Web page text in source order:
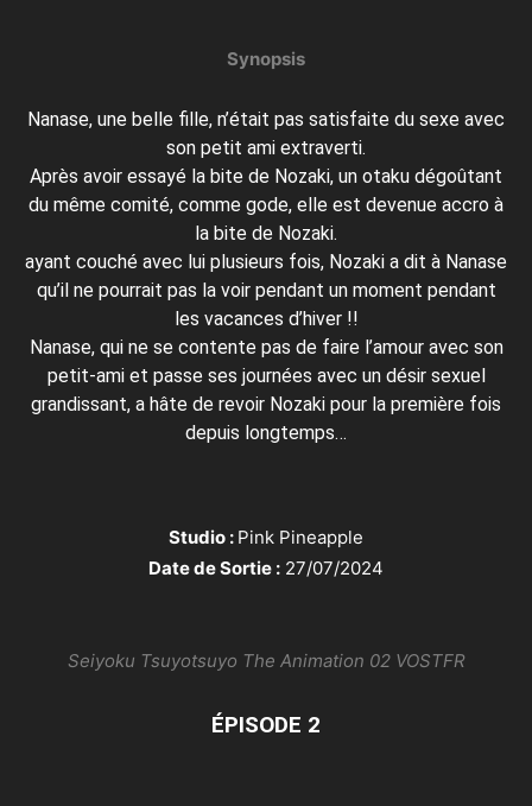
Synopsis
Nanase, une belle fille, n’était pas satisfaite du sexe avec
son petit ami extraverti.
Après avoir essayé la bite de Nozaki, un otaku dégoûtant
du même comité, comme gode, elle est devenue accro à
la bite de Nozaki.
ayant couché avec lui plusieurs fois, Nozaki a dit à Nanase
qu’il ne pourrait pas la voir pendant un moment pendant
les vacances d’hiver !!
Nanase, qui ne se contente pas de faire l’amour avec son
petit-ami et passe ses journées avec un désir sexuel
grandissant, a hâte de revoir Nozaki pour la première fois
depuis longtemps…
Studio : Pink Pineapple
Date de Sortie : 27/07/2024
Seiyoku Tsuyotsuyo The Animation 02 VOSTFR
ÉPISODE 2